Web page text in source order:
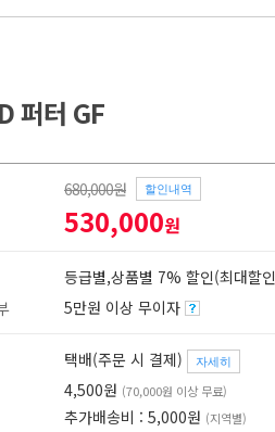
퍼터 GF
680,000원 할인내역
530,000원
등급별,상품별 7% 할인(최대할
5만원 이상 무이자
택배(주문 시 결제) 자세히
4,500원 (70,000원 이상 무료)
추가배송비 : 5,000원 (지역별)